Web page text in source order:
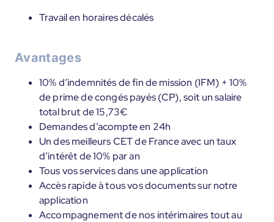
Travail en horaires décalés
Avantages
10% d’indemnités de fin de mission (IFM) + 10%
de prime de congés payés (CP), soit un salaire
total brut de 15,73€
Demandes d’acompte en 24h
Un des meilleurs CET de France avec un taux
d’intérêt de 10% par an
Tous vos services dans une application
Accès rapide à tous vos documents sur notre
application
Accompagnement de nos intérimaires tout au